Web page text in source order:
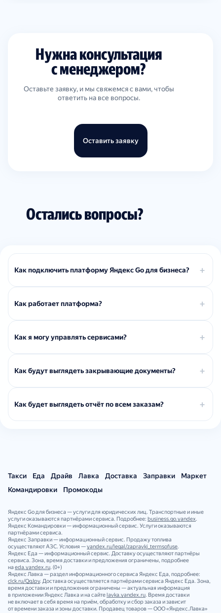
Нужна консультация
с менеджером?
Оставьте заявку, и мы свяжемся с вами, чтобы
ответить на все вопросы.
Оставить заявку
Остались вопросы?
Как подключить платформу Яндекс Go для бизнеса?
Как работает платформа?
Как я могу управлять сервисами?
Как будут выглядеть закрывающие документы?
Как будет выглядеть отчёт по всем заказам?
Такси Еда Драйв Лавка Доставка Заправки
Маркет
Командировки
Промокоды
Яндекс Go для бизнеса — услуги для юридических лиц. Транспортные и иные
услуги оказываются партнёрами сервиса. Подробнее: business.go.yandex.
Яндекс Командировки — информационный сервис. Услуги оказываются
партнёрами сервиса.
Яндекс Заправки — информационный сервис. Продажу топлива
осуществляют АЗС. Условия —yandex.ru/legal/zapravki_termsofuse.
Яндекс Еда — информационный сервис. Доставку осуществляют партнёры
сервиса. Зона, время доставки и предложения ограничены, подробнее
на eda.yandex.ru. (0+)
Яндекс Лавка — раздел информационного сервиса Яндекс Еда, подробнее:
clck.ru/QgJpy. Доставка осуществляется партнёрами сервиса Яндекс Еда. Зона,
время доставки и предложения ограничены — актуальная информация
в приложении Яндекс Лавка и на сайтеlavka.yandex.ru. Время доставки
не включает в себя время на приём, обработку и сбор заказа и зависит
от времени заказа и зоны доставки. Продавец товаров — ООО «Яндекс.Лавка»